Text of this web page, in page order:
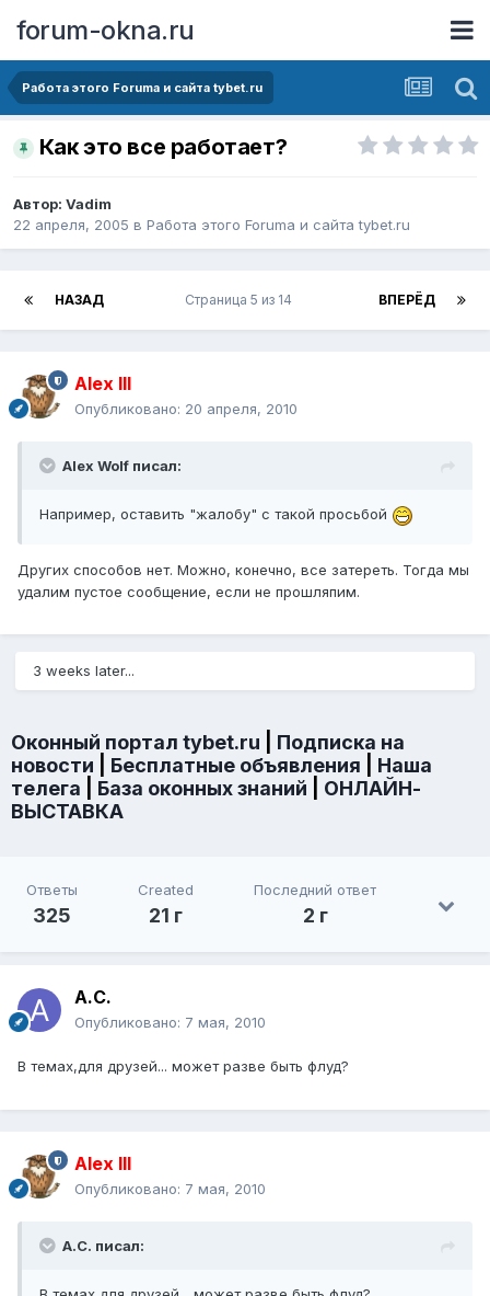
forum-okna.ru
Работа этого Forumа и сайта tybet.ru
Как это все работает?
Автор: Vadim
22 апреля, 2005 в Работа этого Forumа и сайта tybet.ru
НАЗАД ВПЕРЁД
Страница 5 из 14
Alex IlI
Опубликовано: 20 апреля, 2010
Alex Wolf писал:
Например, оставить "жалобу" с такой просьбой
Других способов нет. Можно, конечно, все затереть. Тогда мы
удалим пустое сообщение, если не прошляпим.
3 weeks later...
Оконный портал tybet.ru
Подписка на
новости
Бесплатные объявления
Наша
телега
База оконных знаний
ОНЛАЙН-
ВЫСТАВКА
Ответы
325
Created
21 г
Последний ответ
2 г
А.С.
Опубликовано: 7 мая, 2010
В темах,для друзей... может разве быть флуд?
Alex IlI
Опубликовано: 7 мая, 2010
А.С. писал: